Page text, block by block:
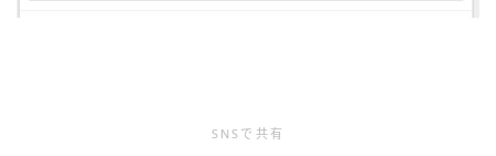
SNSで共有